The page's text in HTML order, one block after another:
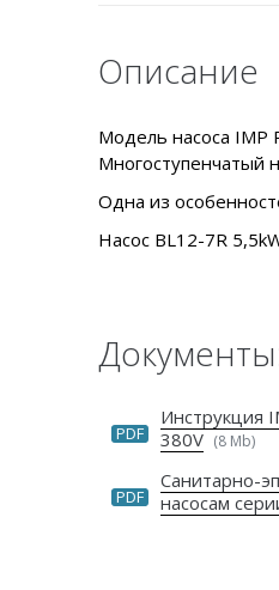
Описание
Модель насоса IMP
Многоступенчатый
Одна из
Насос BL12-7R
PDF
Инструкция
380V (8 Mb)
PDF
Санитарно-
насосам